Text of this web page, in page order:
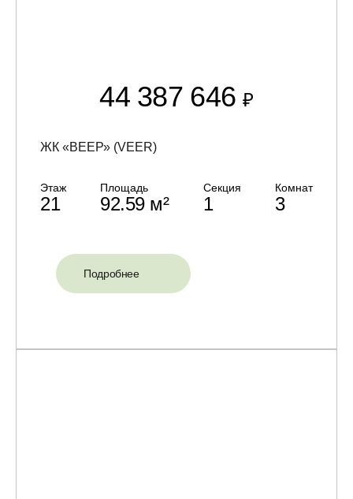
44 387 646₽
ЖК «ВЕЕР» (VEER)
Этаж
21
Площадь
92.59 м²
Секция
1
Комнат
3
Подробнее